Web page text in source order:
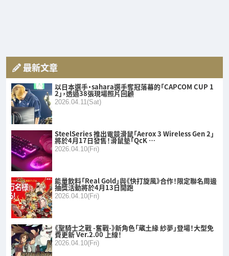
最新文章
以日本選手・sahara選手奪冠落幕的「CAPCOM CUP 1
2」，透過38張現場照片回顧
2026.04.11(Sat)
SteelSeries 推出電競滑鼠「Aerox 3 Wireless Gen 2」
將於4月17日發售！滑鼠墊「QcK …
2026.04.10(Fri)
能量飲料「Real Gold」與《快打旋風》合作！限定聯名周邊
抽獎活動將於4月13日開跑
2026.04.10(Fri)
《聖騎士之戰 -奮戰-》新角色「蔵土緣 紗夢」登場！大型免
費更新 Ver.2.00 上線！
2026.04.10(Fri)